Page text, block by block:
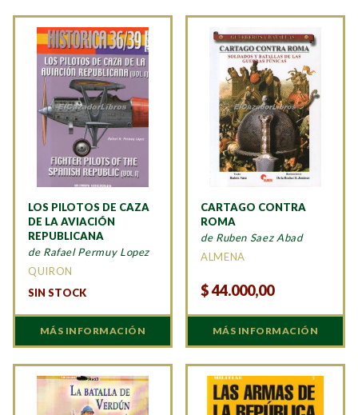
LOS PILOTOS DE CAZA
DE LA AVIACIÓN
REPUBLICANA
de Rafael Permuy Lopez
QUIRON
SIN STOCK
MÁS INFORMACIÓN
CARTAGO CONTRA
ROMA
de Ruben Saez Abad
ALMENA
$44.000,00
MÁS INFORMACIÓN